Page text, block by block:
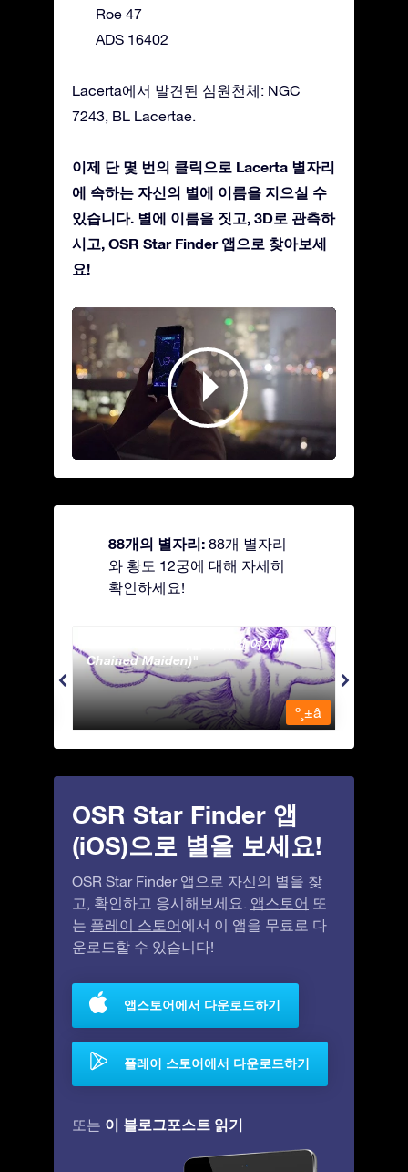
Roe 47
ADS 16402
Lacerta에서 발견된 심원천체: NGC
7243, BL Lacertae.
이제 단 몇 번의 클릭으로 Lacerta 별자리
에 속하는 자신의 별에 이름을 지으실 수
있습니다. 별에 이름을 짓고, 3D로 관측하
시고, OSR Star Finder 앱으로 찾아보세
요!
88개의 별자리: 88개 별자리
와 황도 12궁에 대해 자세히
확인하세요!
Andromeda - 사슬에 묶인 여자 (The
Chained Maiden)
º¸±â
OSR Star Finder 앱
(iOS)으로 별을 보세요!
OSR Star Finder 앱으로 자신의 별을 찾
고, 확인하고 응시해보세요. 앱스토어 또
는 플레이 스토어에서 이 앱을 무료로 다
운로드할 수 있습니다!
앱스토어에서 다운로드하기
플레이 스토어에서 다운로드하기
또는 이 블로그포스트 읽기